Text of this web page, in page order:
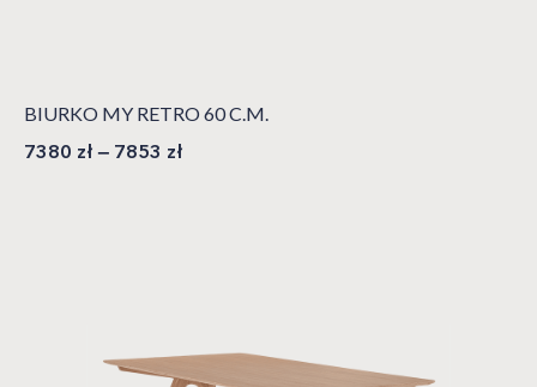
BIURKO MY RETRO 60 C.M.
7380 zł – 7853 zł